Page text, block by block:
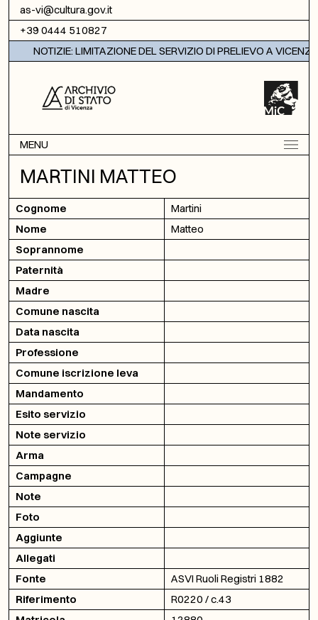
Vai al contenuto
as-vi@cultura.gov.it
+39 0444 510827
NOTIZIE: LIMITAZIONE DEL SERVIZIO DI PRELIEVO A VICENZA
MENU
MARTINI MATTEO
Cognome
Martini
Nome
Matteo
Soprannome
Paternità
Madre
Comune nascita
Data nascita
Professione
Comune iscrizione leva
Mandamento
Esito servizio
Note servizio
Arma
Campagne
Note
Foto
Aggiunte
Allegati
Fonte
ASVI Ruoli Registri 1882
Riferimento
R0220 / c.43